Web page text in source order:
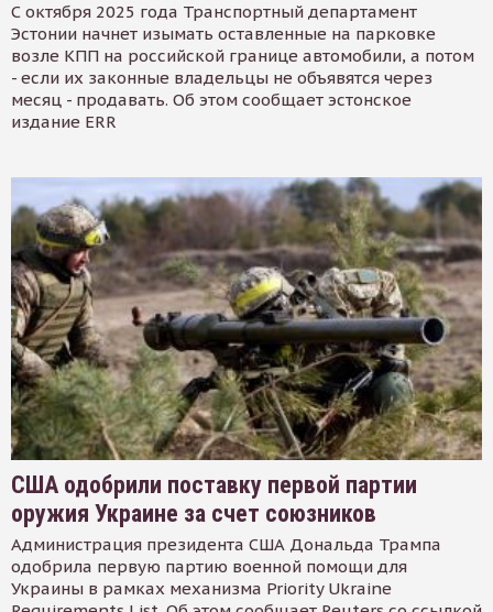
С октября 2025 года Транспортный департамент
Эстонии начнет изымать оставленные на парковке
возле КПП на российской границе автомобили, а потом
- если их законные владельцы не объявятся через
месяц - продавать. Об этом сообщает эстонское
издание ERR
США одобрили поставку первой партии
оружия Украине за счет союзников
Администрация президента США Дональда Трампа
одобрила первую партию военной помощи для
Украины в рамках механизма Priority Ukraine